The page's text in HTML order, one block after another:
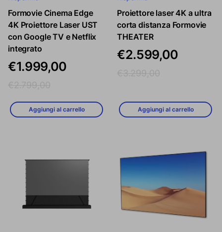
Formovie Cinema Edge
4K Proiettore Laser UST
con Google TV e Netflix
integrato
Prezzo di vendita
€1.999,00
Prezzo regolare
Aggiungi al carrello
Proiettore laser 4K a ultra
corta distanza Formovie
THEATER
Prezzo di vendita
€2.599,00
Prezzo
Aggiungi al carrello